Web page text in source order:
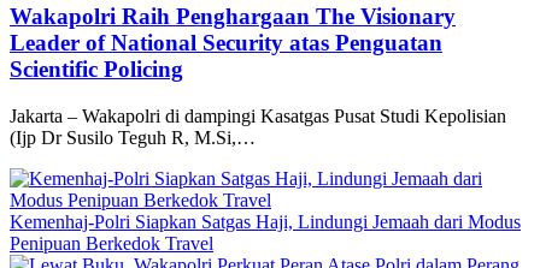
Wakapolri Raih Penghargaan The Visionary
Leader of National Security atas Penguatan
Scientific Policing
Jakarta – Wakapolri di dampingi Kasatgas Pusat Studi Kepolisian
(Ijp Dr Susilo Teguh R, M.Si,…
Kemenhaj-Polri Siapkan Satgas Haji, Lindungi Jemaah dari Modus
Penipuan Berkedok Travel